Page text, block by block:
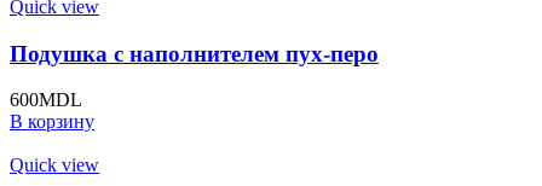
Quick view
Подушка с наполнителем пух-перо
600MDL
В корзину
Quick view